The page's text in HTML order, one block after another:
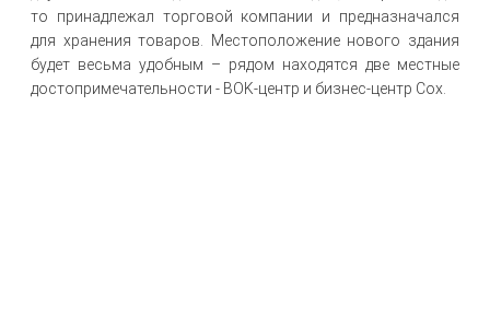
то принадлежал торговой компании и предназначался
для хранения товаров. Местоположение нового здания
будет весьма удобным – рядом находятся две местные
достопримечательности - BOK-центр и бизнес-центр Cox.